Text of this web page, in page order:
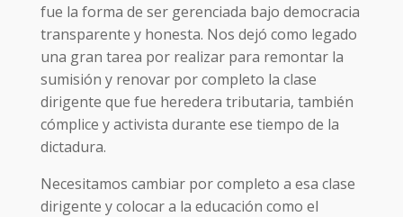
fue la forma de ser gerenciada bajo democracia
transparente y honesta. Nos dejó como legado
una gran tarea por realizar para remontar la
sumisión y renovar por completo la clase
dirigente que fue heredera tributaria, también
cómplice y activista durante ese tiempo de la
dictadura.
Necesitamos cambiar por completo a esa clase
dirigente y colocar a la educación como el